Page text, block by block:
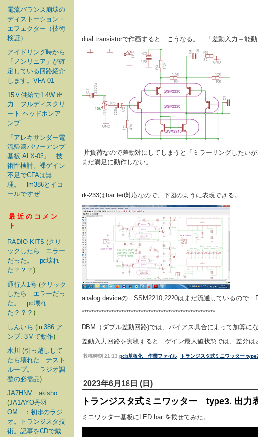
電流バランス崩壊の
ディストーション・
エフェクター（技術
検証）
アイドリング時から
「ノンリニア」が確
定している回路紹介
します。VFA-01
15Ｖ供給で1.4W 出
力 フルディスクリ
ート ヘッドホンア
ンプ
「アレキサンダー電
流帰還パワーアンプ
基板 ALX-03」 技
術性検討。裸ゲイン
不足でCFAは無
理。 lm386とイコ
ールですぜ
最近のコメン
ト
RADIO KITS (クリ
ックしたら エラー
だった。 pc壊れ
た？？？ )
通行人1号 (クリック
したら エラーだっ
た。 pc壊れ
た？？？ )
しんいち ( lm386 ア
ンプ. 3Ｖで動作)
水川 (引っ越しして
たら壊れた テスト
ループ。 ラジオ調
整の必需品)
JA7HNV akisho
(JA1AYO丹羽
OM ：初歩のラジ
オ。トランジスタ技
術。記事をCDで戴
dual transistorで作画すると こうなる。 「差動入力＋能動
片負荷なので差動対にしてしまうと「ミラーリングしたい
まだ満足に動作しない。
rk-233はbar led対応なので、下図のように表現できる。
analog deviceの SSM2210,2220はまだ流通しているので
******************************************************
DBM（ダブル差動回路)では、バイアス具合によって加算
差動入力回路を実験すると ゲイン最大値状態では、差分
投稿時刻 21:13 pcb基板化 作業ファイル, トランジスタ式ミニワッター
2023年6月18日 (日)
トランジスタ式ミニワッター type3. 出力
ミニワッター基板にLED bar を載せてみた。